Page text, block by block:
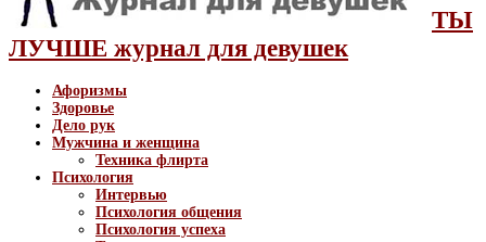
ТЫ
ЛУЧШЕ журнал для девушек
Афоризмы
Здоровье
Дело рук
Мужчина и женщина
Техника флирта
Психология
Интервью
Психология общения
Психология успеха